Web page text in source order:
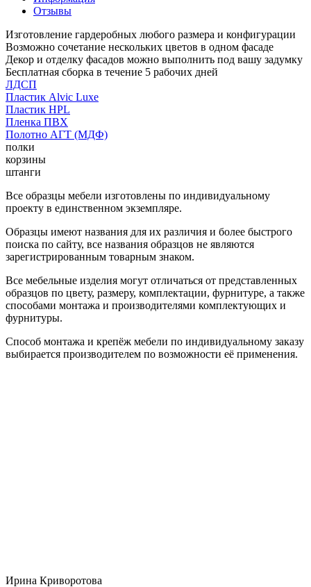
Отзывы
Изготовление гардеробных любого размера и конфигурации
Возможно сочетание нескольких цветов в одном фасаде
Декор и отделку фасадов можно выполнить под вашу задумку
Бесплатная сборка в течение 5 рабочих дней
ЛДСП
Пластик Alvic Luxe
Пластик HPL
Пленка ПВХ
Полотно АГТ (МДФ)
полки
корзины
штанги
Все образцы мебели изготовлены по индивидуальному
проекту в единственном экземпляре.
Образцы имеют названия для их различия и более быстрого
поиска по сайту, все названия образцов не являются
зарегистрированным товарным знаком.
Все мебельные изделия могут отличаться от представленных
образцов по цвету, размеру, комплектации, фурнитуре, а также
способами монтажа и производителями комплектующих и
фурнитуры.
Способ монтажа и крепёж мебели по индивидуальному заказу
выбирается производителем по возможности её применения.
Ирина Криворотова